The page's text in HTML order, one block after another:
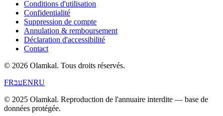
Conditions d'utilisation
Confidentialité
Suppression de compte
Annulation & remboursement
Déclaration d'accessibilité
Contact
© 2026 Olamkal. Tous droits réservés.
FRעבENRU
© 2025 Olamkal. Reproduction de l'annuaire interdite — base de
données protégée.